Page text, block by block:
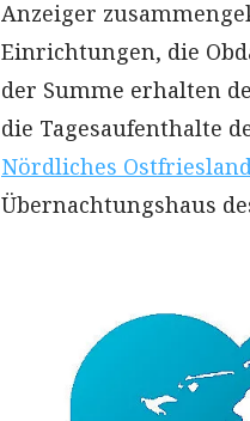
Anzeiger
Einrichtungen, die
der Summe erhalten
die Tagesaufenthalte
Nördliches
Übernachtungshaus